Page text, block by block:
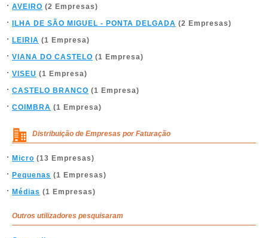
AVEIRO (2 Empresas)
ILHA DE SÃO MIGUEL - PONTA DELGADA (2 Empresas)
LEIRIA (1 Empresa)
VIANA DO CASTELO (1 Empresa)
VISEU (1 Empresa)
CASTELO BRANCO (1 Empresa)
COIMBRA (1 Empresa)
Distribuição de Empresas por Faturação
Micro (13 Empresas)
Pequenas (1 Empresas)
Médias (1 Empresas)
Outros utilizadores pesquisaram